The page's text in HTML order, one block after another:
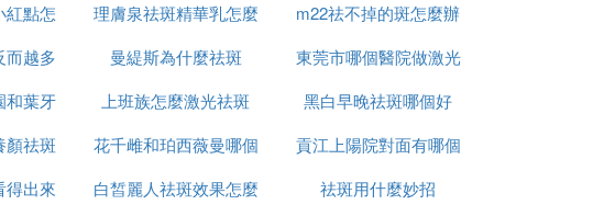
型。常見的斑分布在顴、頰、鼻背區，也就是常見的
斑是比較深的，常規祛的次數也是比較多的。這種斑
思特簡介
光祛斑怎麼樣
紅點怎
理膚泉祛斑精華乳怎麼
用
m22祛不掉的斑怎麼辦
而越多
曼緹斯為什麼祛斑
東莞市哪個醫院做激光
祛斑好
和葉牙 上班族怎麼激光祛斑
黑白早晚祛斑哪個好
顏祛斑
花千雌和珀西薇曼哪個
祛斑好用
貢江上陽院對面有哪個
店可以祛斑
得出來
白皙麗人祛斑效果怎麼
祛斑用什麼妙招